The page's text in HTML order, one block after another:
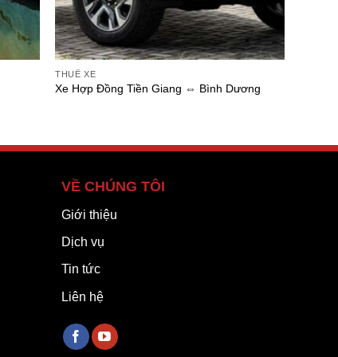
THUÊ XE
Xe Hợp Đồng Tiền Giang ⇔ Bình Dương
VỀ CHÚNG TÔI
Giới thiệu
Dịch vụ
Tin tức
Liên hệ